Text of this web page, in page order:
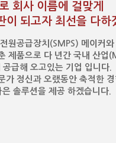
회사 이름에 걸맞게
이 되고자 최선을 다하
원공급장치(SMPS) 메이커
제품으로 다 년간 국내 산업
급해 오고있는 기업 입니다.
가 정신과 오랬동안 축적한
솔루션을 제공 하겠습니다.